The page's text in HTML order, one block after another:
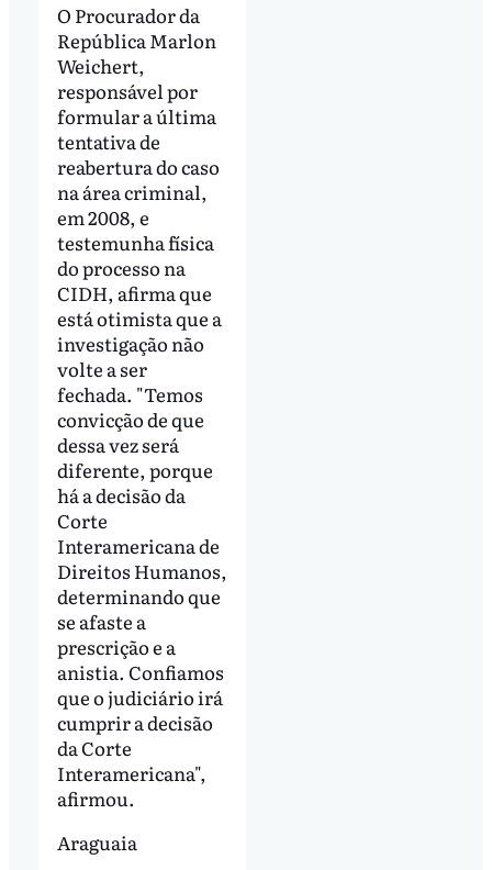
O Procurador da
República Marlon
Weichert,
responsável por
formular a última
tentativa de
reabertura do caso
na área criminal,
em 2008, e
testemunha física
do processo na
CIDH, afirma que
está otimista que a
investigação não
volte a ser
fechada. "Temos
convicção de que
dessa vez será
diferente, porque
há a decisão da
Corte
Interamericana de
Direitos Humanos,
determinando que
se afaste a
prescrição e a
anistia. Confiamos
que o judiciário irá
cumprir a decisão
da Corte
Interamericana",
afirmou.
Araguaia